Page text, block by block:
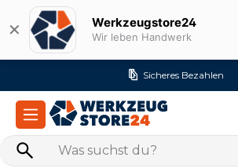
Zum Hauptinhalt springen
✕ Werkzeugstore24
Wir leben Handwerk
Versandkostenfrei ab 99€ (DE)